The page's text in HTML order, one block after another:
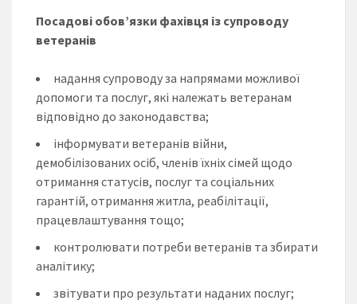
Посадові обов’язки фахівця із супроводу
ветеранів
надання супроводу за напрямами можливої
допомоги та послуг, які належать ветеранам
відповідно до законодавства;
інформувати ветеранів війни,
демобілізованих осіб, членів їхніх сімей щодо
отримання статусів, послуг та соціальних
гарантій, отримання житла, реабілітації,
працевлаштування тощо;
контролювати потреби ветеранів та збирати
аналітику;
звітувати про результати наданих послуг;